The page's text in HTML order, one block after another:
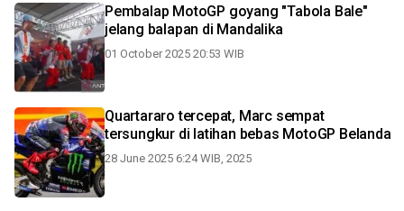
Pembalap MotoGP goyang "Tabola Bale"
jelang balapan di Mandalika
01 October 2025 20:53 WIB
Quartararo tercepat, Marc sempat
tersungkur di latihan bebas MotoGP Belanda
28 June 2025 6:24 WIB, 2025